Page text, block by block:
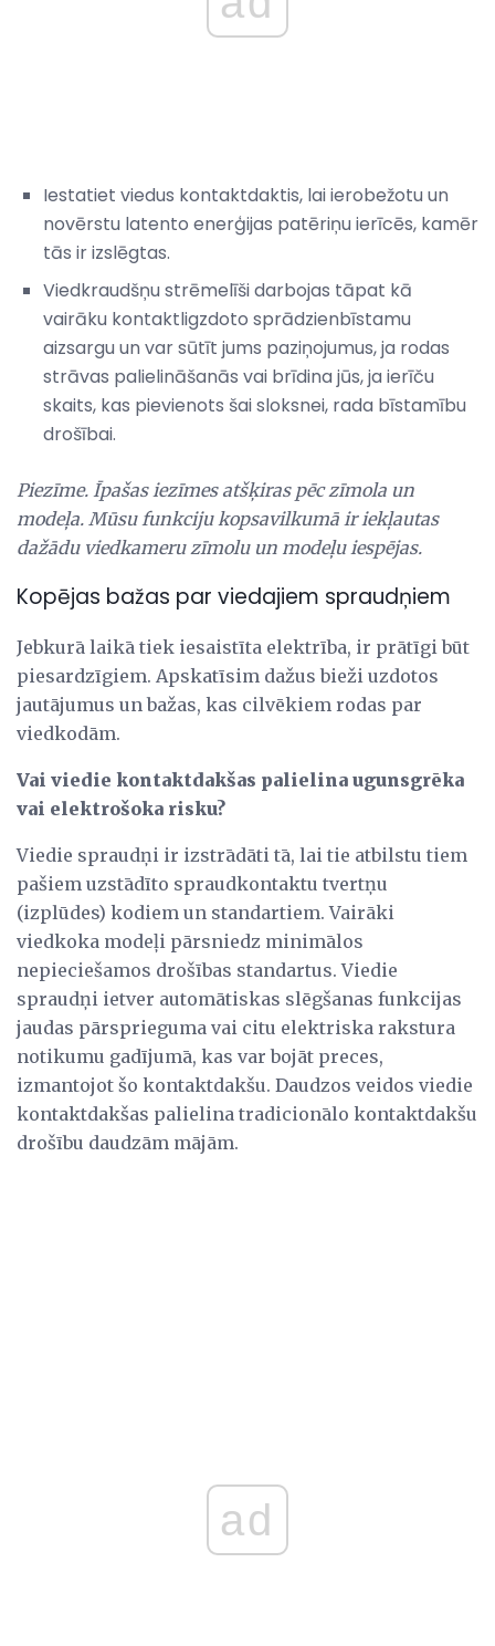
Iestatiet viedus kontaktdaktis, lai ierobežotu un
novērstu latento enerģijas patēriņu ierīcēs, kamēr
tās ir izslēgtas.
Viedkraudšņu strēmelīši darbojas tāpat kā
vairāku kontaktligzdoto sprādzienbīstamu
aizsargu un var sūtīt jums paziņojumus, ja rodas
strāvas palielināšanās vai brīdina jūs, ja ierīču
skaits, kas pievienots šai sloksnei, rada bīstamību
drošībai.
Piezīme. Īpašas iezīmes atšķiras pēc zīmola un
modeļa. Mūsu funkciju kopsavilkumā ir iekļautas
dažādu viedkameru zīmolu un modeļu iespējas.
Kopējas bažas par viedajiem spraudņiem
Jebkurā laikā tiek iesaistīta elektrība, ir prātīgi būt
piesardzīgiem. Apskatīsim dažus bieži uzdotos
jautājumus un bažas, kas cilvēkiem rodas par
viedkodām.
Vai viedie kontaktdakšas palielina ugunsgrēka
vai elektrošoka risku?
Viedie spraudņi ir izstrādāti tā, lai tie atbilstu tiem
pašiem uzstādīto spraudkontaktu tvertņu
(izplūdes) kodiem un standartiem. Vairāki
viedkoka modeļi pārsniedz minimālos
nepieciešamos drošības standartus. Viedie
spraudņi ietver automātiskas slēgšanas funkcijas
jaudas pārsprieguma vai citu elektriska rakstura
notikumu gadījumā, kas var bojāt preces,
izmantojot šo kontaktdakšu. Daudzos veidos viedie
kontaktdakšas palielina tradicionālo kontaktdakšu
drošību daudzām mājām.
ad